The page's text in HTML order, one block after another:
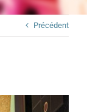
Précédent